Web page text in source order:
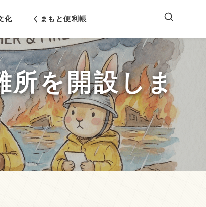
化 くまもと便利帳
所を開設しま